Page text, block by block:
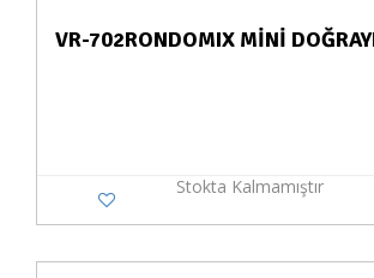
VR-702RONDOMIX MİNİ
Stokta Kalmamıştır